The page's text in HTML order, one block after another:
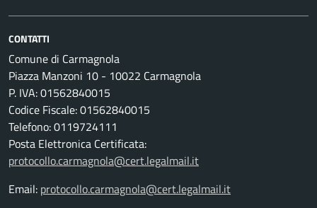
CONTATTI
Comune di Carmagnola
Piazza Manzoni 10 - 10022 Carmagnola
P. IVA: 01562840015
Codice Fiscale: 01562840015
Telefono: 0119724111
Posta Elettronica Certificata:
protocollo.carmagnola@cert.legalmail.it
Email: protocollo.carmagnola@cert.legalmail.it